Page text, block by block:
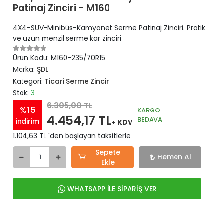
Patinaj Zinciri - M160
4X4-SUV-Minibüs-Kamyonet Serme Patinaj Zinciri. Pratik
ve uzun menzil serme kar zinciri
Ürün Kodu: M160-235/70R15
Marka: ŞDL
Kategori: Ticari Serme Zincir
Stok: 3
%15
indirim
6.305,00 TL
4.454,17 TL+ KDV
KARGO
BEDAVA
1.104,63 TL 'den başlayan taksitlerle
Sepete
Ekle
Hemen Al
WHATSAPP İLE SİPARİŞ VER